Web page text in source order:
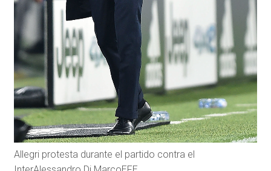
Allegri protesta durante el partido contra el